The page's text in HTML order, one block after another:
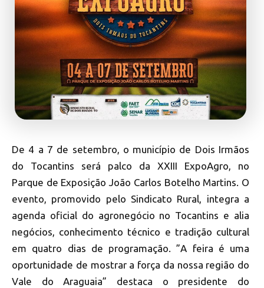
De 4 a 7 de setembro, o município de Dois Irmãos
do Tocantins será palco da XXIII ExpoAgro, no
Parque de Exposição João Carlos Botelho Martins. O
evento, promovido pelo Sindicato Rural, integra a
agenda oficial do agronegócio no Tocantins e alia
negócios, conhecimento técnico e tradição cultural
em quatro dias de programação. ”A feira é uma
oportunidade de mostrar a força da nossa região do
Vale do Araguaia” destaca o presidente do